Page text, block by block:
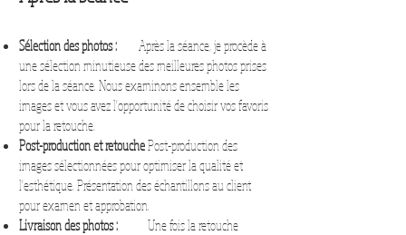
Sélection des photos :Après la séance, je procède à
une sélection minutieuse des meilleures photos prises
lors de la séance. Nous examinons ensemble les
images et vous avez l'opportunité de choisir vos favoris
pour la retouche.
Post-production et retouchePost-production des
images sélectionnées pour optimiser la qualité et
l'esthétique. Présentation des échantillons au client
pour examen et approbation.
Livraison des photos :Une fois la retouche